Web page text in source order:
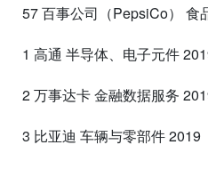
57 百事公司（PepsiCo） 食
1 高通 半导体、电子元件
2 万事达卡 金融数据服务
3 比亚迪 车辆与零部件 2019